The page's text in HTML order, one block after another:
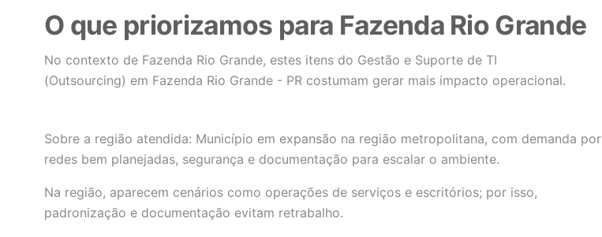
O que priorizamos para Fazenda Rio Grande
No contexto de Fazenda Rio Grande, estes itens do Gestão e Suporte de TI
(Outsourcing) em Fazenda Rio Grande - PR costumam gerar mais impacto operacional.
Sobre a região atendida: Município em expansão na região metropolitana, com demanda por
redes bem planejadas, segurança e documentação para escalar o ambiente.
Na região, aparecem cenários como operações de serviços e escritórios; por isso,
padronização e documentação evitam retrabalho.